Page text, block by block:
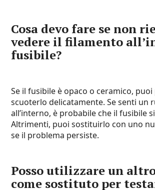
Cosa devo fare se non
vedere il filamento
fusibile?
Se il fusibile è opaco o ceramico,
scuoterlo delicatamente. Se senti un
all’interno, è probabile che il fusibile
Altrimenti, puoi sostituirlo con uno
se il problema persiste.
Posso utilizzare un
come sostituto per